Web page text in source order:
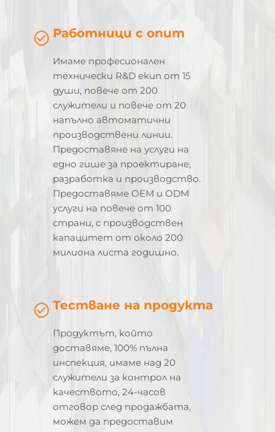
Работници с опит
Имаме професионален
технически R&D екип от 15
души, повече от 200
служители и повече от 20
напълно автоматични
производствени линии.
Предоставяне на услуги на
едно гише за проектиране,
разработка и производство.
Предоставяме OEM и ODM
услуги на повече от 100
страни, с производствен
капацитет от около 200
милиона листа годишно.
Тестване на продукта
Продуктът, който
доставяме, 100% пълна
инспекция, имаме над 20
служители за контрол на
качеството, 24-часов
отговор след продажбата,
можем да предоставим